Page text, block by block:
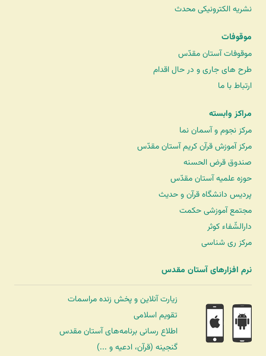
نشریه الکترونیکی محدث
موقوفات
موقوفات آستان مقدّس
طرح های جاری و در حال اقدام
ارتباط با ما
مراکز وابسته
مرکز نجوم و آسمان نما
مرکز آموزش قرآن کریم آستان مقدّس
صندوق قرض الحسنه
حوزه علمیه آستان مقدّس
پردیس دانشگاه قرآن و حدیث
مجتمع آموزشی حکمت
دارالشّفاء کوثر
مرکز ری شناسی
نرم افزارهای آستان مقدس
زیارت آنلاین و پخش زنده مراسمات
تقویم اسلامی
اطلاع رسانی برنامه‌های آستان مقدس
گنجینه (قرآن، ادعیه و ...)